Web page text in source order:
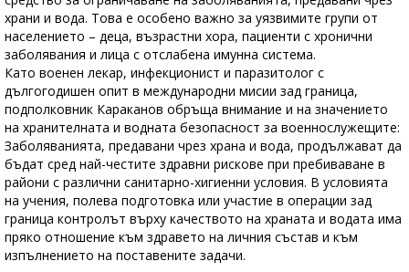
храни и вода. Това е особено важно за уязвимите групи от
населението – деца, възрастни хора, пациенти с хронични
заболявания и лица с отслабена имунна система.
Като военен лекар, инфекционист и паразитолог с
дългогодишен опит в международни мисии зад граница,
подполковник Караканов обръща внимание и на значението
на хранителната и водната безопасност за военнослужещите:
Заболяванията, предавани чрез храна и вода, продължават да
бъдат сред най-честите здравни рискове при пребиваване в
райони с различни санитарно-хигиенни условия. В условията
на учения, полева подготовка или участие в операции зад
граница контролът върху качеството на храната и водата има
пряко отношение към здравето на личния състав и към
изпълнението на поставените задачи.